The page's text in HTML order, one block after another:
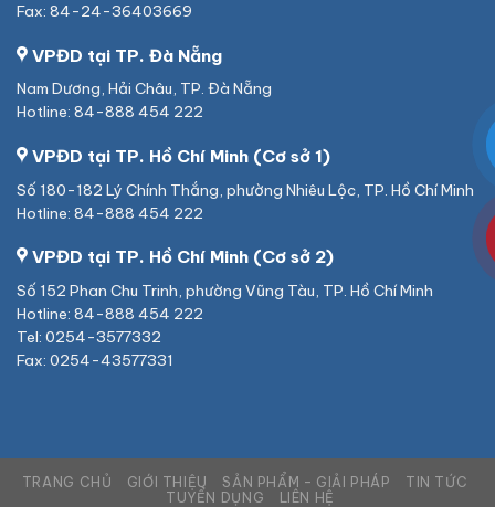
Fax: 84-24-36403669
VPĐD tại TP. Đà Nẵng
Nam Dương, Hải Châu, TP. Đà Nẵng
Hotline: 84-888 454 222
VPĐD tại TP. Hồ Chí Minh (Cơ sở 1)
Số 180-182 Lý Chính Thắng, phường Nhiêu Lộc, TP. Hồ Chí Minh
Hotline: 84-888 454 222
VPĐD tại TP. Hồ Chí Minh (Cơ sở 2)
Số 152 Phan Chu Trinh, phường Vũng Tàu, TP. Hồ Chí Minh
Hotline: 84-888 454 222
Tel: 0254-3577332
Fax: 0254-43577331
TRANG CHỦ GIỚI THIỆU SẢN PHẨM – GIẢI PHÁP
TIN TỨC
TUYỂN DỤNG
LIÊN HỆ